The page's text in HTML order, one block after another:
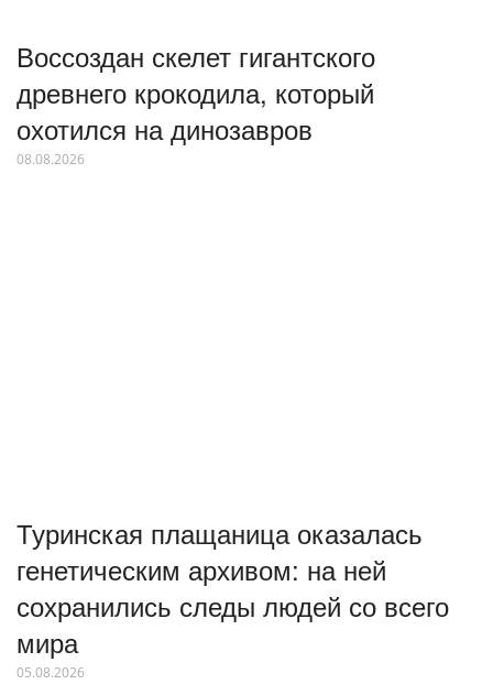
Воссоздан скелет гигантского
древнего крокодила, который
охотился на динозавров
08.08.2026
Туринская плащаница оказалась
генетическим архивом: на ней
сохранились следы людей со всего
мира
05.08.2026